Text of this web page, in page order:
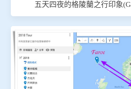
五天四夜的格陵蘭之行印象